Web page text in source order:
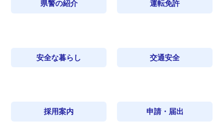
県警の紹介 運転免許
安全な暮らし 交通安全
採用案内 申請・届出